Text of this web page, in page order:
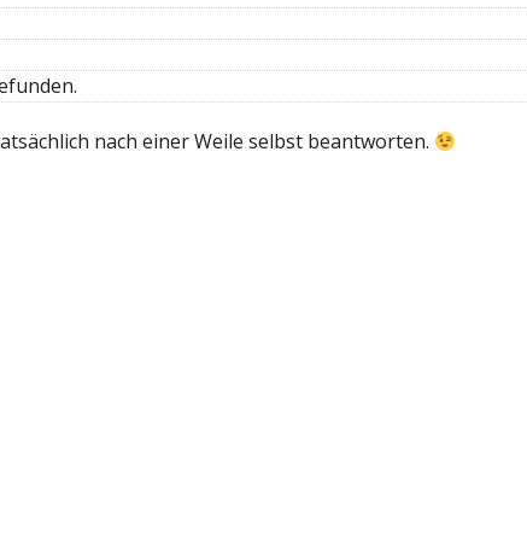
nach einer Weile selbst beantworten.